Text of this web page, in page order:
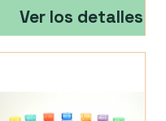
Ver los detalles